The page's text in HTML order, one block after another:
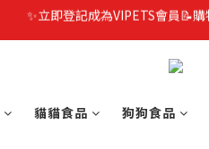
貓貓食品 狗狗食品